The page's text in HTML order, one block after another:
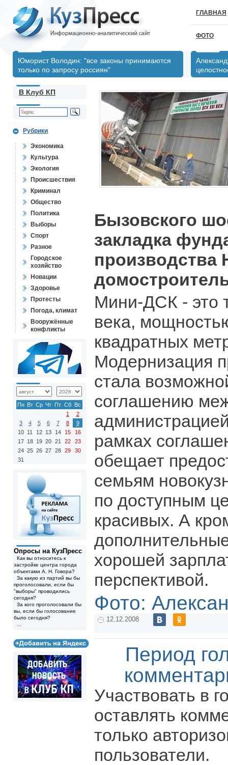
ГЛАВНАЯ
ФОТО
Юморист Володин: "все законы принимаются
только по запросу россиян"
В Клуб КП
Рубрики
Экономика
Культура
Экология
Происшествия
Криминал
Общество
Политика
Выборы
Спорт
Разное
Городское
хозяйство
Новации
Здоровье
Протесты
Погода, климат
Вооружённые
конфликты
Пн Вт Ср Чт Пт Сб Вс
1
2
3
4 5 6 7 8
9
10 11 12 13 14 15
16
17 18 19 20 21 22
23
24 25 26 27 28 29
30
31
Опросы на КузПресс
Как вы относитесь к
застройке центра города
объектами А. Н. Говора?
За какую из партий вы бы
проголосовали, если бы
"выборы" проводились
сегодня?
За кого проголосовали бы
вы, если бы голосование
было сегодня?
Бызовского
закладка
производства
Мини-ДСК - это
века,
квадратных
Модернизация
стала
соглашению
рамках
обещает
семьям
по доступным
красивых. А
хорошей
перспективой.
Фото:
12.12.2008
Период
Участвовать в
оставлять
только
пользователи.